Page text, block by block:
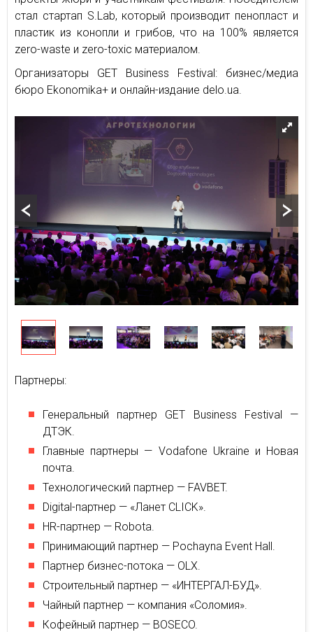
стал стартап S.Lab, который производит пенопласт и
пластик из конопли и грибов, что на 100% является
zero-waste и zero-toxic материалом.
Организаторы GET Business Festival: бизнес/медиа
бюро Ekonomika+ и онлайн-издание delo.ua.
Партнеры:
Генеральный партнер GET Business Festival —
ДТЭК.
Главные партнеры — Vodafone Ukraine и Новая
почта.
Технологический партнер — FAVBET.
Digital-партнер — «Ланет CLICK».
HR-партнер — Robota.
Принимающий партнер — Pochayna Event Hall.
Партнер бизнес-потока — OLX.
Строительный партнер — «ИНТЕРГАЛ-БУД».
Чайный партнер — компания «Соломия».
Кофейный партнер — BOSECO.